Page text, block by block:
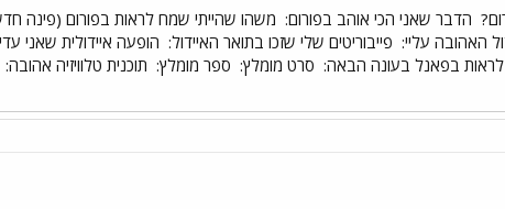
הדבר שאני הכי אוהב בפורום: משהו שהייתי שמח לראות בפורום (פינה
האהובה עליי: פייבוריטים שלי שזכו בתואר האיידול: הופעה איידולית שאני
בפאנל בעונה הבאה: סרט מומלץ: ספר מומלץ: תוכנית טלוויזיה אהובה: